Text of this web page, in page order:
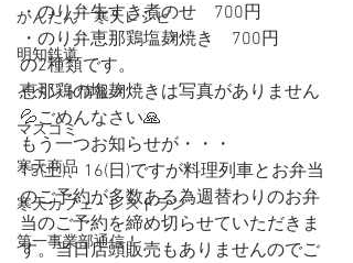
かんたん 寒天レシピ
明知鉄道
イベント情報！
マスコミ
寒天商品
寒天カフェ・レストラン
第一事業部通信！
・のり弁牛すき煮のせ　700円
・のり弁恵那鶏塩麹焼き　700円
の2種類です。
恵那鶏の塩麹焼きは写真がありません
💦ごめんなさい🙏
もう一つお知らせが・・・
15(土)、16(日)ですが料理列車とお弁当
のご予約が多数ある為週替わりのお弁
当のご予約を締め切らせていただきま
す。当日店頭販売もありませんのでご